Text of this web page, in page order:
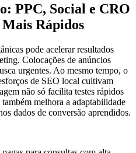
PPC, Social e CRO
Rápidos
pode acelerar resultados
Colocações de anúncios
urgentes. Ao mesmo tempo, o
de SEO local cultivam
não só facilita testes rápidos
melhora a adaptabilidade
dados de conversão aprendidos.